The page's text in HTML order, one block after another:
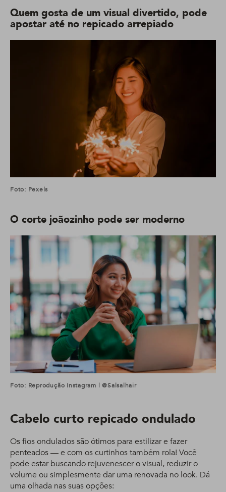
Quem gosta de um visual divertido, pode
apostar até no repicado arrepiado
Foto: Pexels
O corte joãozinho pode ser moderno
Foto: Reprodução Instagram | @salsalhair
Cabelo curto repicado ondulado
Os fios ondulados são ótimos para estilizar e fazer
penteados — e com os curtinhos também rola! Você
pode estar buscando rejuvenescer o visual, reduzir o
volume ou simplesmente dar uma renovada no look. Dá
uma olhada nas suas opções: